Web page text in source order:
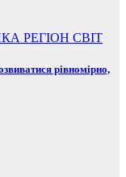
РЕГІОН СВІТ
рівномірно,